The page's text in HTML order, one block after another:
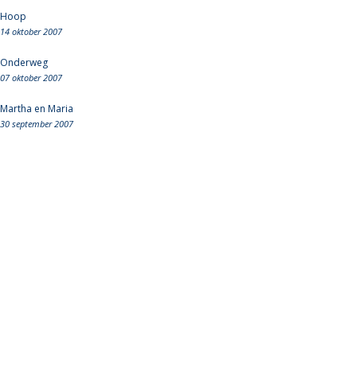
Hoop
14 oktober 2007
Onderweg
07 oktober 2007
Martha en Maria
30 september 2007